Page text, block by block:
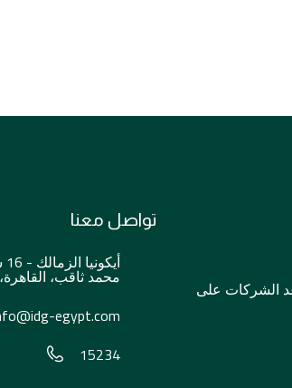
الشركات على
تواصل معنا
محمد ثاقب،
egypt.com
15234